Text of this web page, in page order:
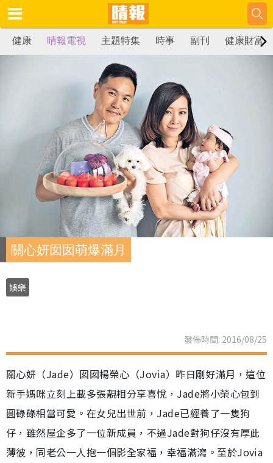
健康 晴報電視 主題特集 時事 副刊 健康財富
關心妍囡囡萌爆滿月
娛樂
發佈時間: 2016/08/25
關心妍（Jade）囡囡楊榮心（Jovia）昨日剛好滿月，這位
新手媽咪立刻上載多張靚相分享喜悅，Jade將小榮心包到
圓碌碌相當可愛。在女兒出世前，Jade已經養了一隻狗
仔，雖然屋企多了一位新成員，不過Jade對狗仔沒有厚此
薄彼，同老公一人抱一個影全家福，幸福滿瀉。至於Jovia